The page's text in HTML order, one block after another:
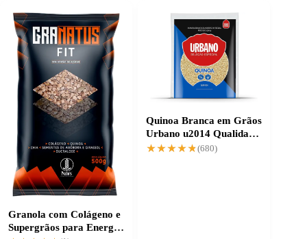
Granola com Colágeno e
Supergrãos para Energia
Quinoa Branca em Grãos
Urbano u2014 Qualidade
que Faz Diferença
★★★★★
★★★★★(680)